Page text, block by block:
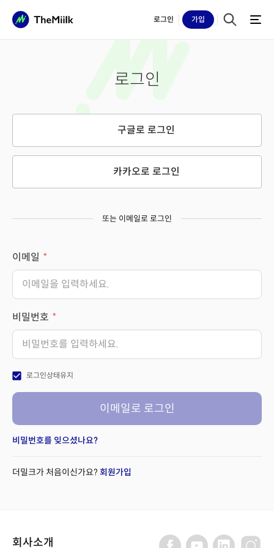
로그인 가입
로그인
구글로 로그인
카카오로 로그인
또는 이메일로 로그인
이메일
비밀번호
check_box 로그인상태유지
이메일로 로그인
비밀번호를 잊으셨나요?
더밀크가 처음이신가요? 회원가입
회사소개